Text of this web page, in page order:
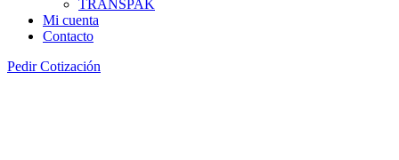
TRANSPAK
Mi cuenta
Contacto
Pedir Cotización